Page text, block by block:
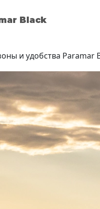
Black
и удобства